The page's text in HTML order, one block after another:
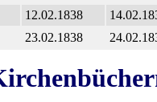
12.02.1838
23.02.1838